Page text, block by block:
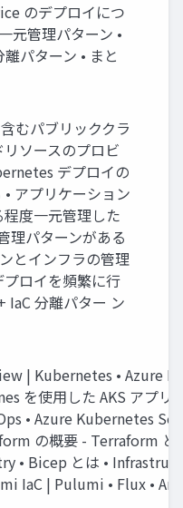
のデプロイにつ
元管理パターン •
パターン • まと
むパブリッククラ
ソースのプロビ
デプロイの
アプリケーション
度一元管理した
理パターンがある
とインフラの管理
ロイを頻繁に行
IaC 分離パター ン
| Kubernetes • Azure
を使用した AKS アプリ
• Azure Kubernetes
の概要 - Terraform
• Bicep とは •
IaC | Pulumi • Flux •